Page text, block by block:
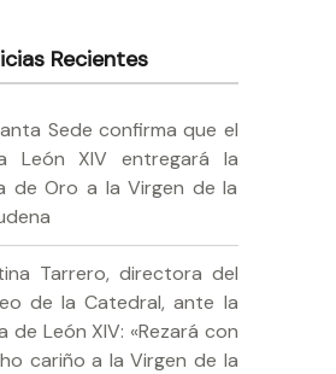
Recientes
Sede confirma que el
León XIV entregará la
de Oro a la Virgen de la
Tarrero, directora del
de la Catedral, ante la
de León XIV: «Rezará con
cariño a la Virgen de la